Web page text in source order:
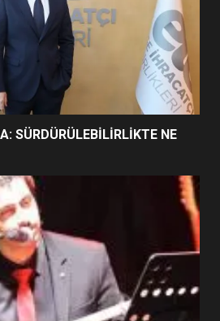
SATRANÇ
KAYITLARI NEYİ
BELEDİYESPOR’DA
YÖNETİM NASIL
SÜRDÜRÜLEBİLİRLİKTE NE